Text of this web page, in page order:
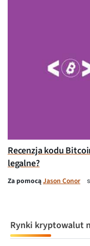
Recenzja kodu
legalne?
Za pomocąJason Conor
Rynki kryptowalut